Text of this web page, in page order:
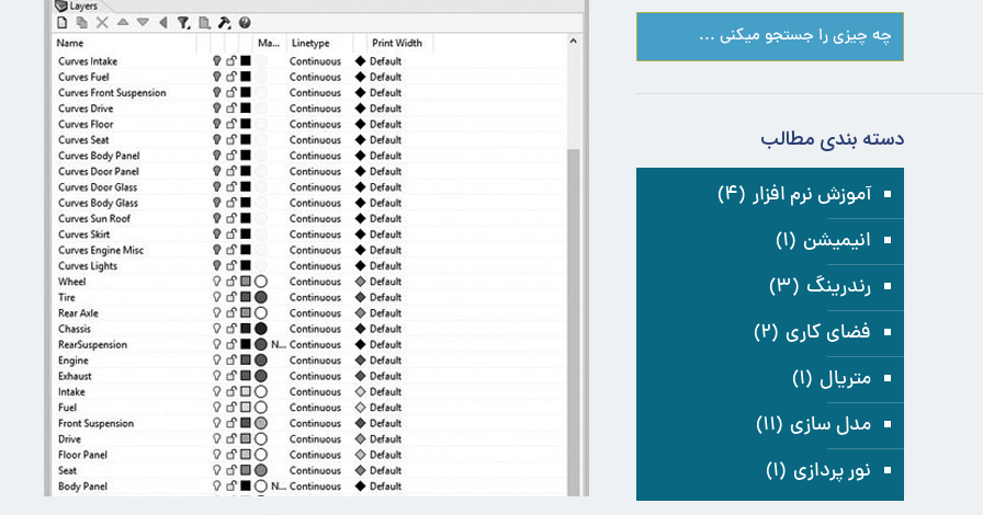
دسته بندی مطالب
آموزش نرم افزار (۴)
انیمیشن (۱)
رندرینگ (۳)
فضای کاری (۲)
متریال (۱)
مدل سازی (۱۱)
نور پردازی (۱)